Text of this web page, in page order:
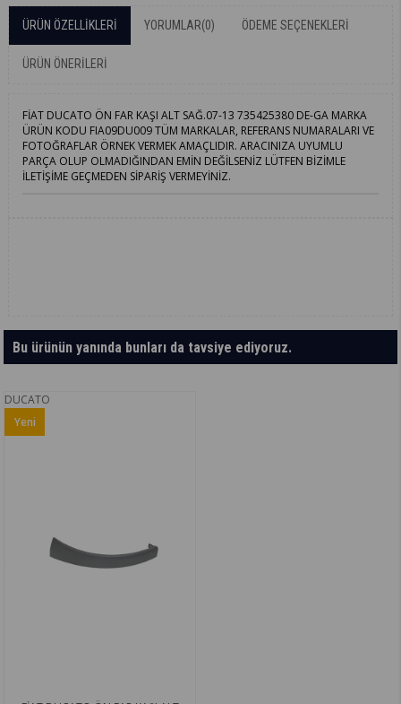
ÜRÜN ÖZELLIKLERI YORUMLAR(0) ÖDEME SEÇENEKLERI
ÜRÜN ÖNERILERI
FİAT DUCATO ÖN FAR KAŞI ALT SAĞ.07-13 735425380 DE-GA MARKA
ÜRÜN KODU FIA09DU009 TÜM MARKALAR, REFERANS NUMARALARI VE
FOTOĞRAFLAR ÖRNEK VERMEK AMAÇLIDIR. ARACINIZA UYUMLU
PARÇA OLUP OLMADIĞINDAN EMİN DEĞİLSENİZ LÜTFEN BİZİMLE
İLETİŞİME GEÇMEDEN SİPARİŞ VERMEYİNİZ.
Bu ürünün yanında bunları da tavsiye ediyoruz.
DUCATO
Yeni